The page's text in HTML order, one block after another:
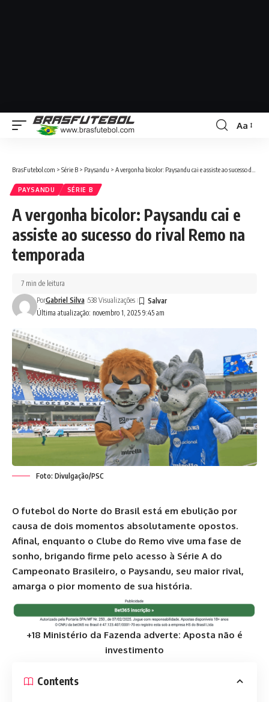
Aa
BrasFutebol.com > Série B > Paysandu > A vergonha bicolor: Paysandu cai e assiste ao sucesso do rival Remo na temporada
PAYSANDU SÉRIE B
A vergonha bicolor: Paysandu cai e
assiste ao sucesso do rival Remo na
temporada
Última atualização: novembro 1, 2025 9:45 am
PorGabriel Silva 538 Visualizações
7 min de leitura
Foto: Divulgação/PSC
O futebol do Norte do Brasil está em ebulição por
causa de dois momentos absolutamente opostos.
Afinal, enquanto o Clube do Remo vive uma fase de
sonho, brigando firme pelo acesso à Série A do
Campeonato Brasileiro, o Paysandu, seu maior rival,
amarga o pior momento de sua história.
+18 Ministério da Fazenda adverte: Aposta não é
investimento
Contents